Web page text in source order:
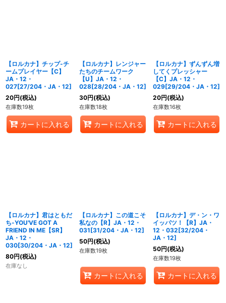
【ロルカナ】チップ-チ
ームプレイヤー【C】
JA・12・
027[27/204・JA・12]
20円(税込)
在庫数19枚
カートに入れる
【ロルカナ】レンジャー
たちのチームワーク
【U】JA・12・
028[28/204・JA・12]
30円(税込)
在庫数18枚
カートに入れる
【ロルカナ】ずんずん増
してくプレッシャー
【C】JA・12・
029[29/204・JA・12]
20円(税込)
在庫数16枚
カートに入れる
【ロルカナ】君はともだ
ち-YOU'VE GOT A
FRIEND IN ME【SR】
JA・12・
030[30/204・JA・12]
80円(税込)
在庫なし
【ロルカナ】この道こそ
私なの【R】JA・12・
031[31/204・JA・12]
50円(税込)
在庫数19枚
カートに入れる
【ロルカナ】デ・ン・ワ
イッパツ！【R】JA・
12・032[32/204・
JA・12]
50円(税込)
在庫数19枚
カートに入れる